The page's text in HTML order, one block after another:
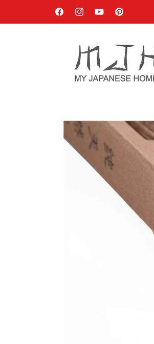
directamente
al contenido
FacebookInstagram
YouTubePinterest
directamente
a la
información
del producto